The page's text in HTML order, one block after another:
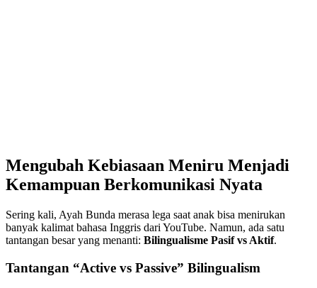
Mengubah Kebiasaan Meniru Menjadi
Kemampuan Berkomunikasi Nyata
Sering kali, Ayah Bunda merasa lega saat anak bisa menirukan
banyak kalimat bahasa Inggris dari YouTube. Namun, ada satu
tantangan besar yang menanti: Bilingualisme Pasif vs Aktif.
Tantangan “Active vs Passive” Bilingualism